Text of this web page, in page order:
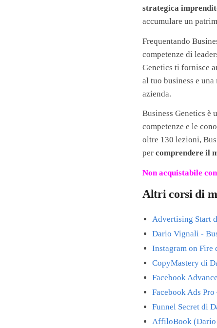
strategica
accumulare un
Frequentando
competenze di
Genetics ti fornisce
al tuo business e
azienda.
Business Genetics
competenze e le
oltre 130 lezioni,
percomprendere il
Non acquistabile
Altri corsi di
Advertising Start
Dario Vignali -
Instagram on Fire
CopyMastery di
Facebook
Facebook Ads
Funnel Secret di
AffiloBook